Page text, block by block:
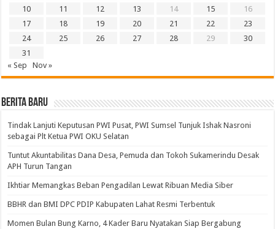
10
11 12 13 14 15
16
17
18 19 20 21 22
23
24
25 26 27 28 29
30
31
« Sep
Nov »
BERITA BARU
Tindak Lanjuti Keputusan PWI Pusat, PWI Sumsel Tunjuk Ishak Nasroni
sebagai Plt Ketua PWI OKU Selatan
Tuntut Akuntabilitas Dana Desa, Pemuda dan Tokoh Sukamerindu Desak
APH Turun Tangan
Ikhtiar Memangkas Beban Pengadilan Lewat Ribuan Media Siber
BBHR dan BMI DPC PDIP Kabupaten Lahat Resmi Terbentuk
Momen Bulan Bung Karno, 4 Kader Baru Nyatakan Siap Bergabung